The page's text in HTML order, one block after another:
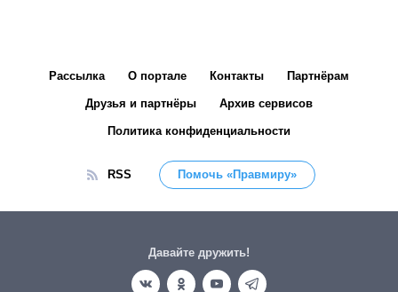
Рассылка О портале Контакты Партнёрам
Друзья и партнёры Архив сервисов
Политика конфиденциальности
RSS Помочь «Правмиру»
Давайте дружить!